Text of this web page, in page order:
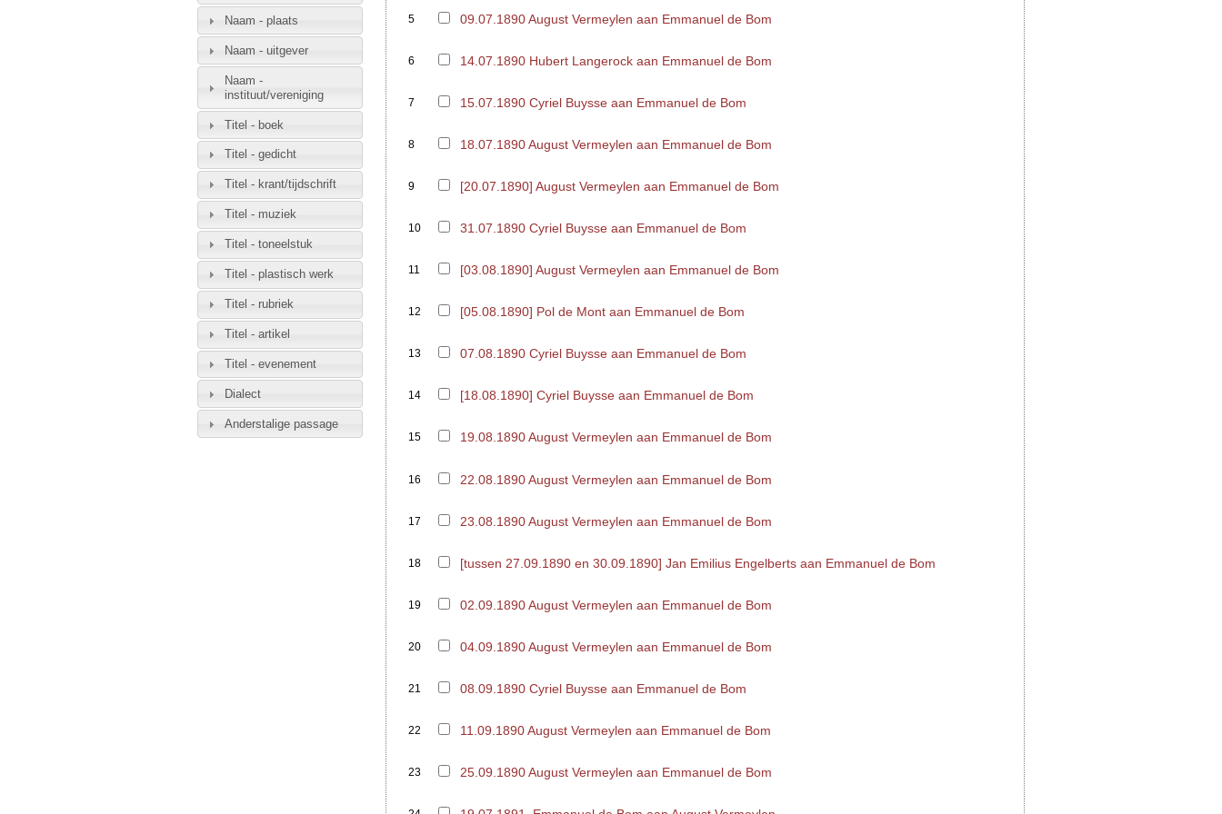
5 09.07.1890 August Vermeylen aan Emmanuel de Bom
6 14.07.1890 Hubert Langerock aan Emmanuel de Bom
7 15.07.1890 Cyriel Buysse aan Emmanuel de Bom
8 18.07.1890 August Vermeylen aan Emmanuel de Bom
9 [20.07.1890] August Vermeylen aan Emmanuel de Bom
10 31.07.1890 Cyriel Buysse aan Emmanuel de Bom
11 [03.08.1890] August Vermeylen aan Emmanuel de Bom
12 [05.08.1890] Pol de Mont aan Emmanuel de Bom
13 07.08.1890 Cyriel Buysse aan Emmanuel de Bom
14 [18.08.1890] Cyriel Buysse aan Emmanuel de Bom
15 19.08.1890 August Vermeylen aan Emmanuel de Bom
16 22.08.1890 August Vermeylen aan Emmanuel de Bom
17 23.08.1890 August Vermeylen aan Emmanuel de Bom
18 [tussen 27.09.1890 en 30.09.1890] Jan Emilius Engelberts aan Emmanuel de Bom
19 02.09.1890 August Vermeylen aan Emmanuel de Bom
20 04.09.1890 August Vermeylen aan Emmanuel de Bom
21 08.09.1890 Cyriel Buysse aan Emmanuel de Bom
22 11.09.1890 August Vermeylen aan Emmanuel de Bom
23 25.09.1890 August Vermeylen aan Emmanuel de Bom
Naam - plaats
Naam - uitgever
Naam -
instituut/vereniging
Titel - boek
Titel - gedicht
Titel - krant/tijdschrift
Titel - muziek
Titel - toneelstuk
Titel - plastisch werk
Titel - rubriek
Titel - artikel
Titel - evenement
Dialect
Anderstalige passage